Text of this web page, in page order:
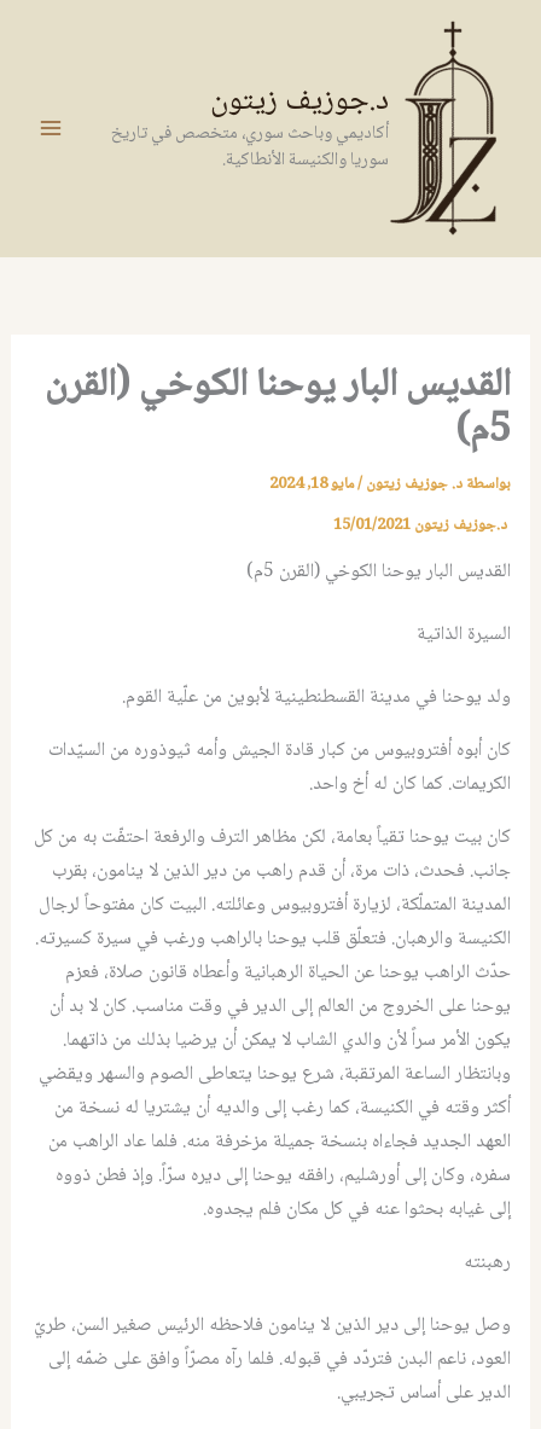
المحتوى
د.جوزيف زيتون
أكاديمي وباحث سوري، متخصص في تاريخ
سوريا والكنيسة الأنطاكية.
القديس البار يوحنا الكوخي (القرن
5م)
بواسطةد. جوزيف زيتون/مايو 18, 2024
د.جوزيف زيتون15/01/2021
القديس البار يوحنا الكوخي (القرن 5م)
السيرة الذاتية
ولد يوحنا في مدينة القسطنطينية لأبوين من علّية القوم.
كان أبوه أفتروبيوس من كبار قادة الجيش وأمه ثيوذوره من السيّدات
الكريمات. كما كان له أخ واحد.
كان بيت يوحنا تقياً بعامة، لكن مظاهر الترف والرفعة احتفّت به من كل
جانب. فحدث، ذات مرة، أن قدم راهب من دير الذين لا ينامون، بقرب
المدينة المتملّكة، لزيارة أفتروبيوس وعائلته. البيت كان مفتوحاً لرجال
الكنيسة والرهبان. فتعلّق قلب يوحنا بالراهب ورغب في سيرة كسيرته.
‏حدّث الراهب يوحنا عن الحياة الرهبانية وأعطاه قانون صلاة، فعزم
‏يوحنا على الخروج من العالم إلى الدير في وقت مناسب. كان لا بد أن
يكون الأمر سراً لأن والدي الشاب لا يمكن أن يرضيا بذلك من ذاتهما.
‏وبانتظار الساعة المرتقبة، شرع يوحنا يتعاطى الصوم والسهر ويقضي
أكثر وقته في الكنيسة، كما رغب إلى والديه أن يشتريا له نسخة من
العهد الجديد فجاءاه بنسخة جميلة مزخرفة منه. فلما عاد الراهب من
سفره، وكان إلى أورشليم، رافقه يوحنا إلى ديره سرّاً. وإذ فطن ذووه
إلى غيابه بحثوا عنه في كل مكان فلم يجدوه.
رهبنته
‏وصل يوحنا إلى دير الذين لا ينامون فلاحظه الرئيس صغير السن، طريّ
العود، ناعم البدن فتردّد في قبوله. فلما رآه مصرّاً وافق على ضمّه إلى
الدير على أساس تجريبي.